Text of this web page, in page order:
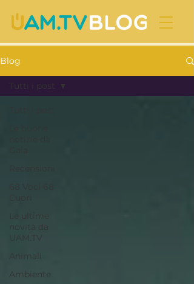
Blog
Animali
Ambiente
Tutti i post